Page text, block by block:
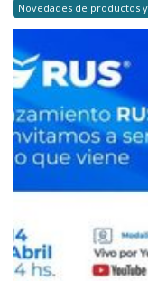
Novedades de productos